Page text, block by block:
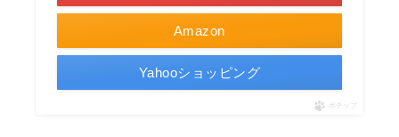
Amazon
Yahooショッピング
ポチップ